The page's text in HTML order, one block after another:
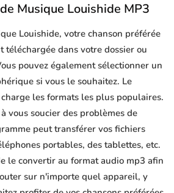
Musique Louishide MP3
Louishide, votre chanson préférée
téléchargée dans votre dossier ou
pouvez également sélectionner un
si vous le souhaitez. Le
les formats les plus populaires.
vous soucier des problèmes de
peut transférer vos fichiers
portables, des tablettes, etc.
le convertir au format audio mp3 afin
sur n'importe quel appareil, y